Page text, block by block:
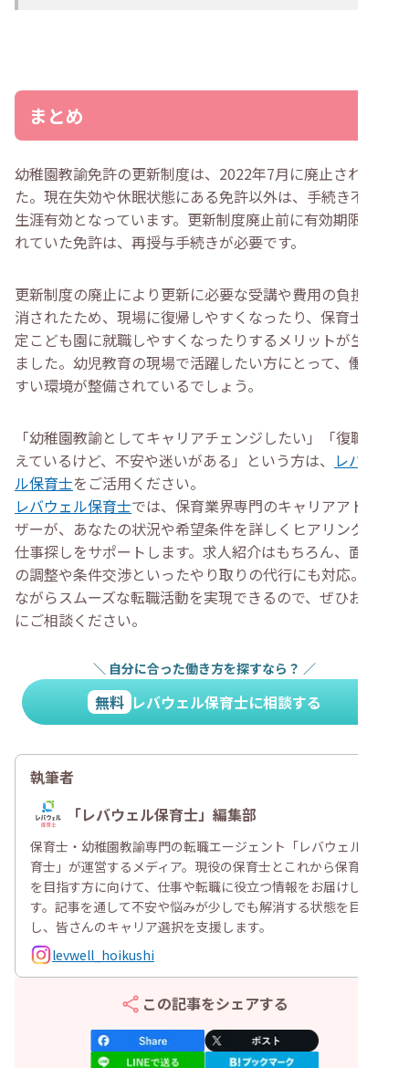
まとめ
幼稚園教諭免許の更新制度は、2022年7月に廃止されまし
た。現在失効や休眠状態にある免許以外は、手続き不要で
生涯有効となっています。更新制度廃止前に有効期限が切
れていた免許は、再授与手続きが必要です。
更新制度の廃止により更新に必要な受講や費用の負担が解
消されたため、現場に復帰しやすくなったり、保育士が認
定こども園に就職しやすくなったりするメリットが生まれ
ました。幼児教育の現場で活躍したい方にとって、働きや
すい環境が整備されているでしょう。
「幼稚園教諭としてキャリアチェンジしたい」「復職を考
えているけど、不安や迷いがある」という方は、 レバウェ
ル保育士をご活用ください。
レバウェル保育士では、保育業界専門のキャリアアドバイ
ザーが、あなたの状況や希望条件を詳しくヒアリングして
仕事探しをサポートします。求人紹介はもちろん、面接日
の調整や条件交渉といったやり取りの代行にも対応。働き
ながらスムーズな転職活動を実現できるので、ぜひお気軽
にご相談ください。
＼ 自分に合った働き方を探すなら？ ／
無料 レバウェル保育士に相談する
執筆者
「レバウェル保育士」編集部
保育士・幼稚園教諭専門の転職エージェント「レバウェル保
育士」が運営するメディア。現役の保育士とこれから保育士
を目指す方に向けて、仕事や転職に役立つ情報をお届けしま
す。記事を通して不安や悩みが少しでも解消する状態を目指
し、皆さんのキャリア選択を支援します。
levwell_hoikushi
この記事をシェアする